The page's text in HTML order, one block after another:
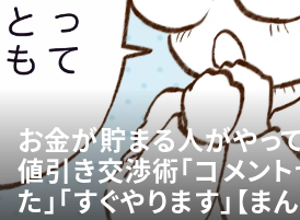
お金が貯まる人がやっ
値引き交渉術「コメン
た」「すぐやります」【ま